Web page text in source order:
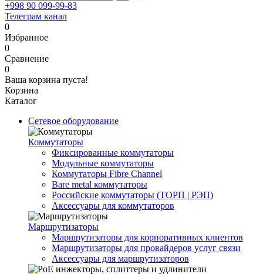
+998 90 099-99-83
Телеграм канал
0
Избранное
0
Сравнение
0
Ваша корзина пуста!
Корзина
Каталог
Сетевое оборудование
Коммутаторы
Фиксированные коммутаторы
Модульные коммутаторы
Коммутаторы Fibre Channel
Bare metal коммутаторы
Российские коммутаторы (ТОРП | РЭП)
Аксессуары для коммутаторов
Маршрутизаторы
Маршрутизаторы для корпоративных клиентов
Маршрутизаторы для провайдеров услуг связи
Аксессуары для маршрутизаторов